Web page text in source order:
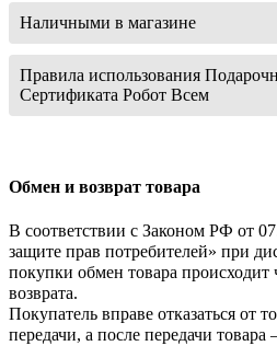
Наличными в магазине
Правила использования
Сертификата Робот Всем
Обмен и возврат товара
В соответствии с Законом РФ от
защите прав потребителей» при
покупки обмен товара происходит
возврата.
Покупатель вправе отказаться от
передачи, а после передачи товара